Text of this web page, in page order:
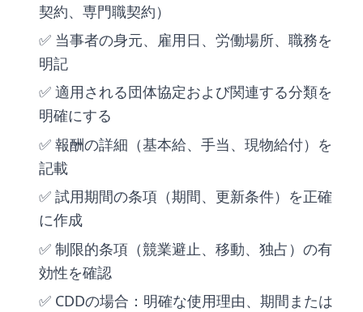
契約、専門職契約）
✅ 当事者の身元、雇用日、労働場所、職務を
明記
✅ 適用される団体協定および関連する分類を
明確にする
✅ 報酬の詳細（基本給、手当、現物給付）を
記載
✅ 試用期間の条項（期間、更新条件）を正確
に作成
✅ 制限的条項（競業避止、移動、独占）の有
効性を確認
✅ CDDの場合：明確な使用理由、期間または